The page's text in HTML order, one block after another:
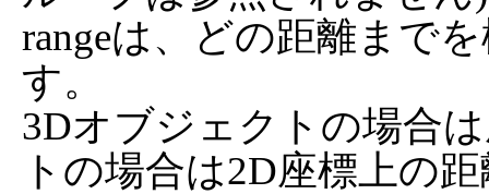
rangeは、どの距離まで
す。
3Dオブジェクトの場合
トの場合は2D座標上の